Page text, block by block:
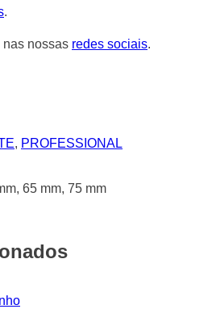
.
nossas redes sociais.
, PROFESSIONAL
65 mm, 75 mm